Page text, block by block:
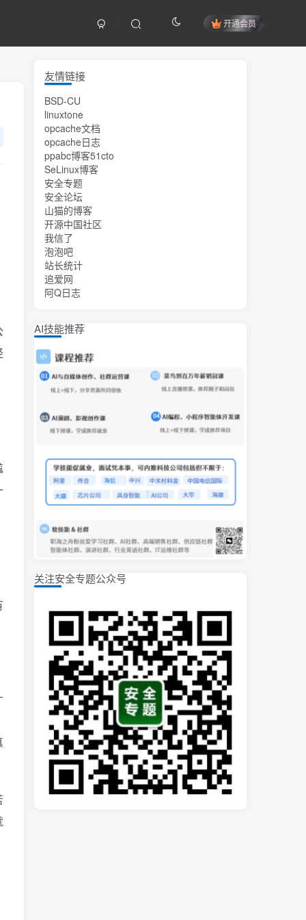
开通会员
友情链接
BSD-CU
linuxtone
opcache文档
opcache日志
ppabc博客51cto
SeLinux博客
安全专题
安全论坛
山猫的博客
开源中国社区
我信了
泡泡吧
站长统计
追爱网
阿Q日志
AI技能推荐
关注安全专题公众号